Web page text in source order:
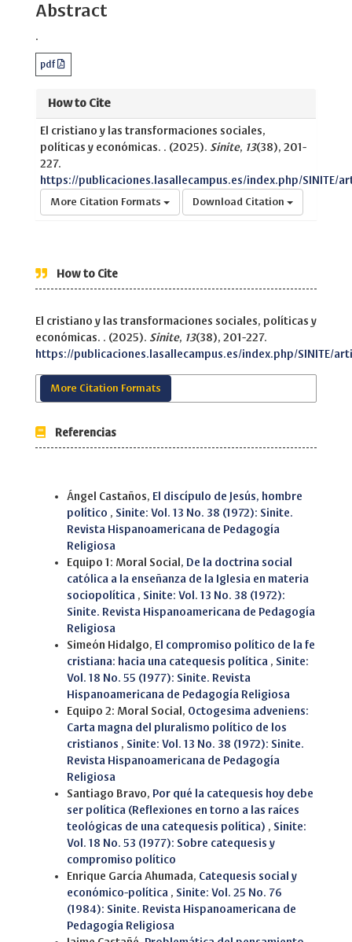
Abstract
.
pdf
How to Cite
El cristiano y las transformaciones sociales,
políticas y económicas. . (2025). Sinite, 13(38), 201-
227.
https://publicaciones.lasallecampus.es/index.php/SINITE/
More Citation Formats Download Citation
How to Cite
El cristiano y las transformaciones sociales, políticas y
económicas. . (2025). Sinite, 13(38), 201-227.
https://publicaciones.lasallecampus.es/index.php/SINITE/
More Citation Formats
Referencias
Ángel Castaños, El discípulo de Jesús, hombre
político , Sinite: Vol. 13 No. 38 (1972): Sinite.
Revista Hispanoamericana de Pedagogía
Religiosa
Equipo 1: Moral Social, De la doctrina social
católica a la enseñanza de la Iglesia en materia
sociopolítica , Sinite: Vol. 13 No. 38 (1972):
Sinite. Revista Hispanoamericana de Pedagogía
Religiosa
Simeón Hidalgo, El compromiso político de la fe
cristiana: hacia una catequesis política , Sinite:
Vol. 18 No. 55 (1977): Sinite. Revista
Hispanoamericana de Pedagogía Religiosa
Equipo 2: Moral Social, Octogesima adveniens:
Carta magna del pluralismo político de los
cristianos , Sinite: Vol. 13 No. 38 (1972): Sinite.
Revista Hispanoamericana de Pedagogía
Religiosa
Santiago Bravo, Por qué la catequesis hoy debe
ser política (Reflexiones en torno a las raíces
teológicas de una catequesis política) , Sinite:
Vol. 18 No. 53 (1977): Sobre catequesis y
compromiso político
Enrique García Ahumada, Catequesis social y
económico-política , Sinite: Vol. 25 No. 76
(1984): Sinite. Revista Hispanoamericana de
Pedagogía Religiosa